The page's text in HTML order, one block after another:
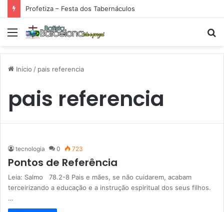
Profetiza – Festa dos Tabernáculos
Menu
Início / pais referencia
pais referencia
tecnologia 0 723
Pontos de Referência
Leia: Salmo 78.2-8 Pais e mães, se não cuidarem, acabam
terceirizando a educação e a instrução espiritual dos seus filhos.
…